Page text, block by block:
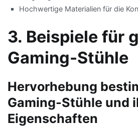
Hochwertige Materialien für die
3. Beispiele für
Gaming-Stühle
Hervorhebung
Gaming-Stühle und
Eigenschaften